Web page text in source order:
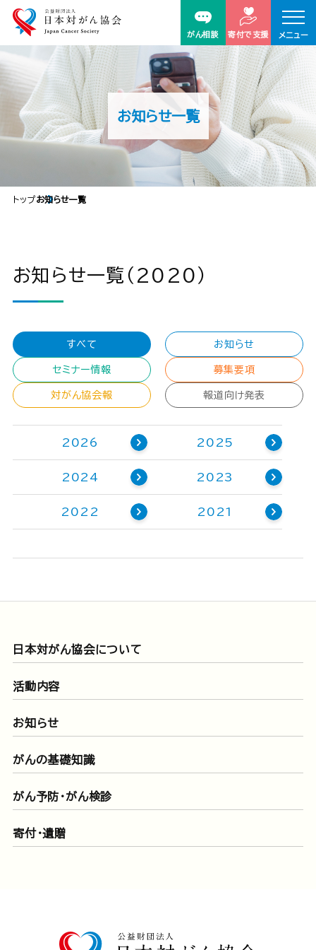
がん相談 寄付で支援 メニュー
お知らせ一覧
トップお知らせ一覧
お知らせ一覧（2020）
すべて お知らせ
セミナー情報 募集要項
対がん協会報 報道向け発表
2026 2025
2024 2023
2022 2021
日本対がん協会について
活動内容
お知らせ
がんの基礎知識
がん予防・がん検診
寄付・遺贈